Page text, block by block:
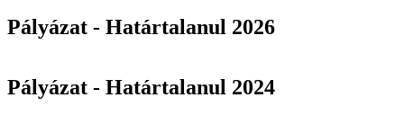
Pályázat - Határtalanul 2026
Pályázat - Határtalanul 2024